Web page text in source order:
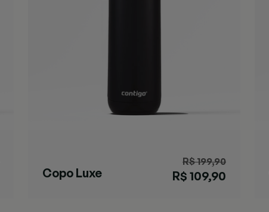
Copo Luxe
R$ 199,90
R$ 109,90